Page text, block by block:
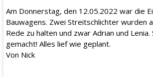
Am Donnerstag, den 12.05.2022 war die
Bauwagens. Zwei Streitschlichter wurden
Rede zu halten und zwar Adrian und
gemacht! Alles lief wie geplant.
Von Nick